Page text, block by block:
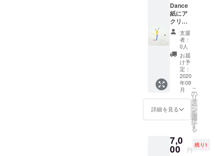
Dance
紙にア
クリ
ル、イ
ンク
20×22c
m
支援
者：
0人
お届
け予
定：
2020
年09
月
詳細を見る
こ
の
リ
タ
ー
ン
を
選
択
す
る
7,0
00 円
残り1